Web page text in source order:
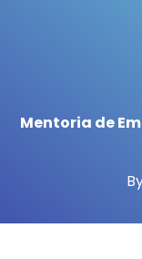
Mentoria de